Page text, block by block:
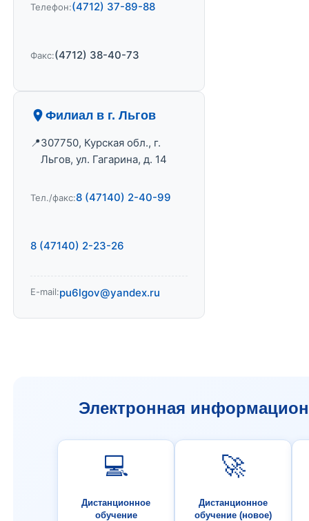
Телефон:(4712) 37-89-88
Факс:(4712) 38-40-73
Филиал в г. Льгов
307750, Курская обл., г.
Льгов, ул. Гагарина, д. 14
Тел./факс:8 (47140) 2-40-99
8 (47140) 2-23-26
E-mail:pu6lgov@yandex.ru
Электронная
💻
Дистанционное
обучение
🚀
Дистанционное
обучение (новое)